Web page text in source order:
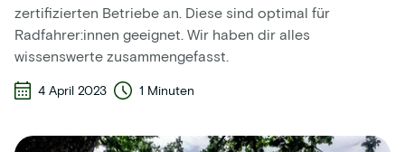
zertifizierten Betriebe an. Diese sind optimal für
Radfahrer:innen geeignet. Wir haben dir alles
wissenswerte zusammengefasst.
4 April 2023 1 Minuten